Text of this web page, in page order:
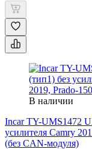
В наличии
Incar TY-UMS1472
усилителя Camry
(без CAN-модуля)